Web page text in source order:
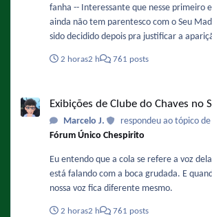
fanha -- Interessante que nesse primeiro episódio a Malicha
ainda não tem parentesco com o Seu
sido decidido depois pra justificar a
Chiquinha nos remakes.
2 horas2 h 761 posts
Exibições de Clube do Chaves no
Marcelo J. respondeu ao tópico de
Fórum Único Chespirito
Eu entendo que a cola se refere a voz
está falando com a boca grudada. E
nossa voz fica diferente mesmo.
2 horas2 h 761 posts